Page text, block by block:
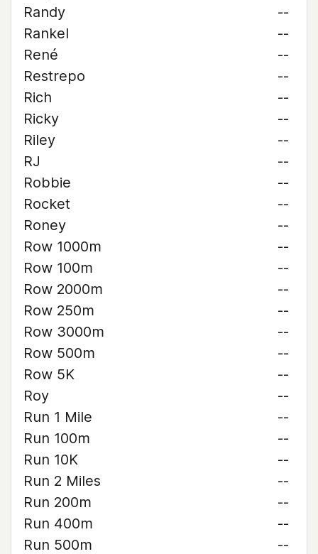
Randy
--
Rankel
--
René
--
Restrepo
--
Rich
--
Ricky
--
Riley
--
RJ
--
Robbie
--
Rocket
--
Roney
--
Row 1000m
--
Row 100m
--
Row 2000m
--
Row 250m
--
Row 3000m
--
Row 500m
--
Row 5K
--
Roy
--
Run 1 Mile
--
Run 100m
--
Run 10K
--
Run 2 Miles
--
Run 200m
--
Run 400m
--
Run 500m
--